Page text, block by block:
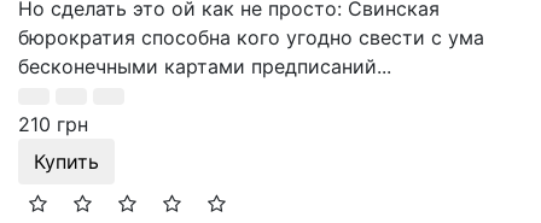
Но сделать это ой как не просто: Свинская
бюрократия способна кого угодно свести с ума
бесконечными картами предписаний...
210 грн
Купить